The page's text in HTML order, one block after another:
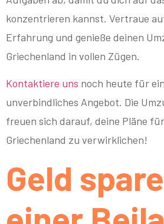
konzentrieren kannst. Vertraue
Erfahrung und genieße deinen
Griechenland in vollen Zügen.
Kontaktiere uns noch heute für
unverbindliches Angebot. Die
freuen sich darauf, deine Pläne
Griechenland zu verwirklichen!
Geld